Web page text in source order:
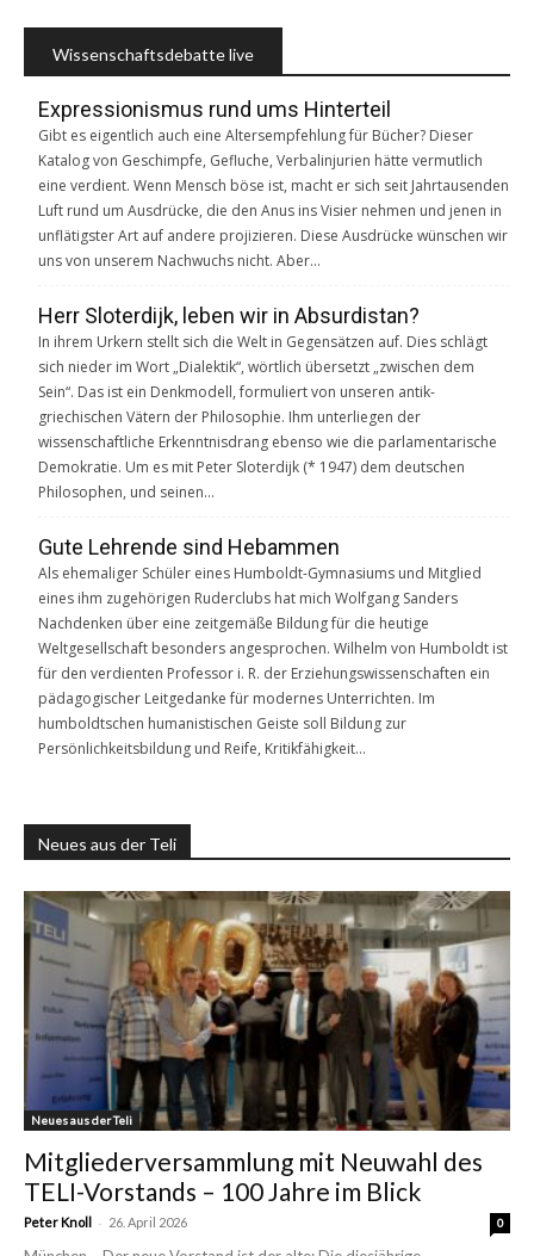
Wissenschaftsdebatte live
Expressionismus rund ums Hinterteil
Gibt es eigentlich auch eine Altersempfehlung für Bücher? Dieser
Katalog von Geschimpfe, Gefluche, Verbalinjurien hätte vermutlich
eine verdient. Wenn Mensch böse ist, macht er sich seit Jahrtausenden
Luft rund um Ausdrücke, die den Anus ins Visier nehmen und jenen in
unflätigster Art auf andere projizieren. Diese Ausdrücke wünschen wir
uns von unserem Nachwuchs nicht. Aber…
Herr Sloterdijk, leben wir in Absurdistan?
In ihrem Urkern stellt sich die Welt in Gegensätzen auf. Dies schlägt
sich nieder im Wort „Dialektik“, wörtlich übersetzt „zwischen dem
Sein“. Das ist ein Denkmodell, formuliert von unseren antik-
griechischen Vätern der Philosophie. Ihm unterliegen der
wissenschaftliche Erkenntnisdrang ebenso wie die parlamentarische
Demokratie. Um es mit Peter Sloterdijk (* 1947) dem deutschen
Philosophen, und seinen…
Gute Lehrende sind Hebammen
Als ehemaliger Schüler eines Humboldt-Gymnasiums und Mitglied
eines ihm zugehörigen Ruderclubs hat mich Wolfgang Sanders
Nachdenken über eine zeitgemäße Bildung für die heutige
Weltgesellschaft besonders angesprochen. Wilhelm von Humboldt ist
für den verdienten Professor i. R. der Erziehungswissenschaften ein
pädagogischer Leitgedanke für modernes Unterrichten. Im
humboldtschen humanistischen Geiste soll Bildung zur
Persönlichkeitsbildung und Reife, Kritikfähigkeit…
Neues aus der Teli
Neues aus der Teli
Mitgliederversammlung mit Neuwahl des
TELI-Vorstands – 100 Jahre im Blick
Peter Knoll - 26. April 2026 0